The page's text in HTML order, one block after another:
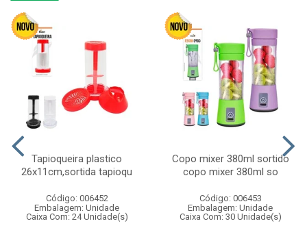
Tapioqueira plastico
26x11cm,sortida tapioqu
Código: 006452
Embalagem: Unidade
Caixa Com: 24 Unidade(s)
Copo mixer 380ml sortido
copo mixer 380ml so
Código: 006453
Embalagem: Unidade
Caixa Com: 30 Unidade(s)